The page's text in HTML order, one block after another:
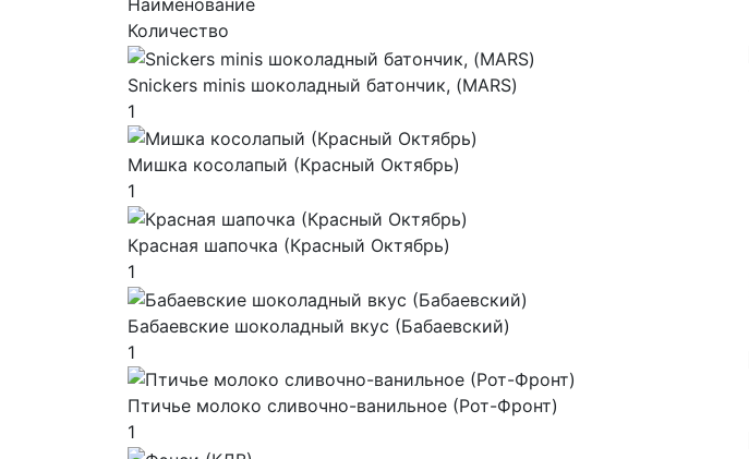
Наименование
Количество
Snickers minis шоколадный батончик, (MARS)
1
Мишка косолапый (Красный Октябрь)
1
Красная шапочка (Красный Октябрь)
1
Бабаевские шоколадный вкус (Бабаевский)
1
Птичье молоко сливочно-ванильное (Рот-Фронт)
1